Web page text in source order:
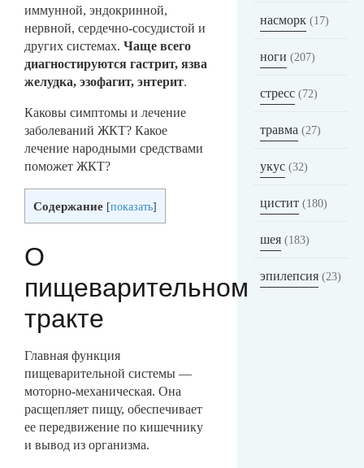
иммунной, эндокринной,
нервной, сердечно-сосудистой и
других системах. Чаще всего
диагностируются гастрит, язва
желудка, эзофагит, энтерит.
Каковы симптомы и лечение
заболеваний ЖКТ? Какое
лечение народными средствами
поможет ЖКТ?
Содержание [показать]
О
пищеварительном
тракте
Главная функция
пищеварительной системы —
моторно-механическая. Она
расщепляет пищу, обеспечивает
ее передвижение по кишечнику
и вывод из организма.
насморк (17)
ноги (207)
стресс (72)
травма (27)
укус (32)
цистит (180)
шея (183)
эпилепсия (23)